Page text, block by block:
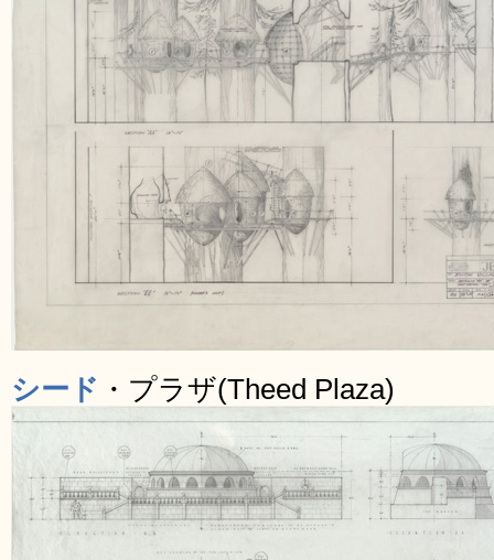
シード ・プラザ(Theed Plaza)